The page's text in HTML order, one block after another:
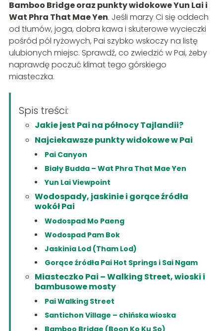
Bamboo Bridge oraz punkty widokowe Yun Lai i
Wat Phra That Mae Yen. Jeśli marzy Ci się oddech
od tłumów, joga, dobra kawa i skuterowe wycieczki
pośród pól ryżowych, Pai szybko wskoczy na listę
ulubionych miejsc. Sprawdź, co zwiedzić w Pai, żeby
naprawdę poczuć klimat tego górskiego
miasteczka.
Spis treści:
Jakie jest Pai na północy Tajlandii?
Najciekawsze punkty widokowe w Pai
Pai Canyon
Biały Budda – Wat Phra That Mae Yen
Yun Lai Viewpoint
Wodospady, jaskinie i gorące źródła
wokół Pai
Wodospad Mo Paeng
Wodospad Pam Bok
Jaskinia Lod (Tham Lod)
Gorące źródła Pai Hot Springs i Sai Ngam
Miasteczko Pai – Walking Street, wioski i
bambusowe mosty
Pai Walking Street
Santichon Village – chińska wioska
Bamboo Bridge (Boon Ko Ku So)